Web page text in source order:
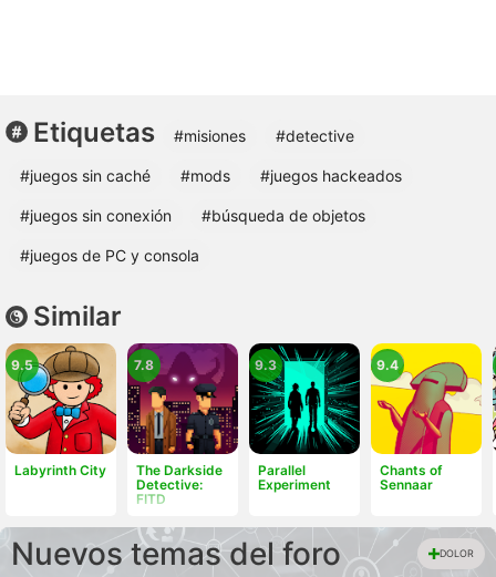
Etiquetas #misiones #detective
#juegos sin caché #mods #juegos hackeados
#juegos sin conexión #búsqueda de objetos
#juegos de PC y consola
Similar
Labyrinth City
9.5
The Darkside
Detective:
FITD
7.8
Parallel
Experiment
9.3
Chants of
Sennaar
9.4
Nuevos temas del foro DOLOR